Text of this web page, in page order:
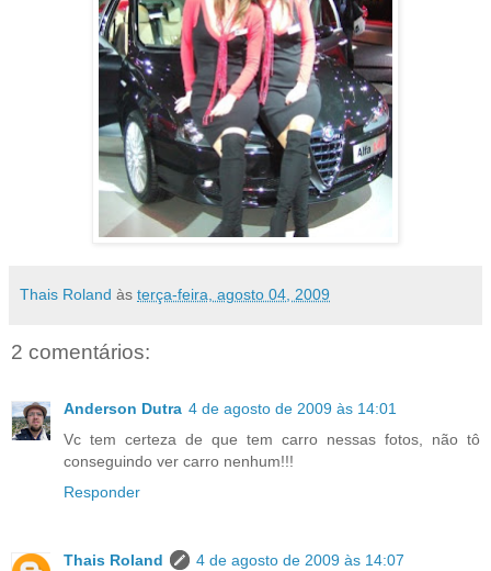
Thais Roland às terça-feira, agosto 04, 2009
2 comentários:
Anderson Dutra 4 de agosto de 2009 às 14:01
Vc tem certeza de que tem carro nessas fotos, não tô
conseguindo ver carro nenhum!!!
Responder
Thais Roland
4 de agosto de 2009 às 14:07